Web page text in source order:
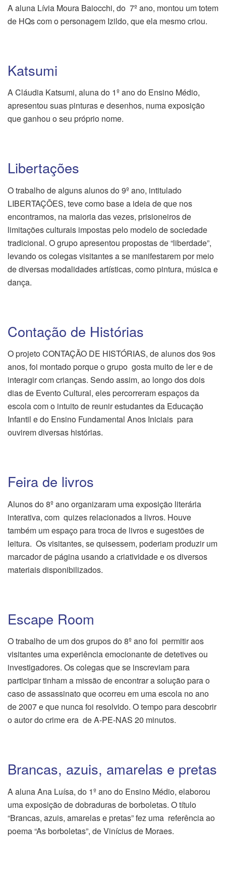
A aluna Lívia Moura Baiocchi, do 7º ano, montou um totem
de HQs com o personagem Izildo, que ela mesmo criou.
Katsumi
A Cláudia Katsumi, aluna do 1º ano do Ensino Médio,
apresentou suas pinturas e desenhos, numa exposição
que ganhou o seu próprio nome.
Libertações
O trabalho de alguns alunos do 9º ano, intitulado
LIBERTAÇÕES, teve como base a ideia de que nos
encontramos, na maioria das vezes, prisioneiros de
limitações culturais impostas pelo modelo de sociedade
tradicional. O grupo apresentou propostas de “liberdade”,
levando os colegas visitantes a se manifestarem por meio
de diversas modalidades artísticas, como pintura, música e
dança.
Contação de Histórias
O projeto CONTAÇÃO DE HISTÓRIAS, de alunos dos 9os
anos, foi montado porque o grupo gosta muito de ler e de
interagir com crianças. Sendo assim, ao longo dos dois
dias de Evento Cultural, eles percorreram espaços da
escola com o intuito de reunir estudantes da Educação
Infantil e do Ensino Fundamental Anos Iniciais para
ouvirem diversas histórias.
Feira de livros
Alunos do 8º ano organizaram uma exposição literária
interativa, com quizes relacionados a livros. Houve
também um espaço para troca de livros e sugestões de
leitura. Os visitantes, se quisessem, poderiam produzir um
marcador de página usando a criatividade e os diversos
materiais disponibilizados.
Escape Room
O trabalho de um dos grupos do 8º ano foi permitir aos
visitantes uma experiência emocionante de detetives ou
investigadores. Os colegas que se inscreviam para
participar tinham a missão de encontrar a solução para o
caso de assassinato que ocorreu em uma escola no ano
de 2007 e que nunca foi resolvido. O tempo para descobrir
o autor do crime era de A-PE-NAS 20 minutos.
Brancas, azuis, amarelas e pretas
A aluna Ana Luísa, do 1º ano do Ensino Médio, elaborou
uma exposição de dobraduras de borboletas. O título
“Brancas, azuis, amarelas e pretas” fez uma referência ao
poema “As borboletas”, de Vinícius de Moraes.